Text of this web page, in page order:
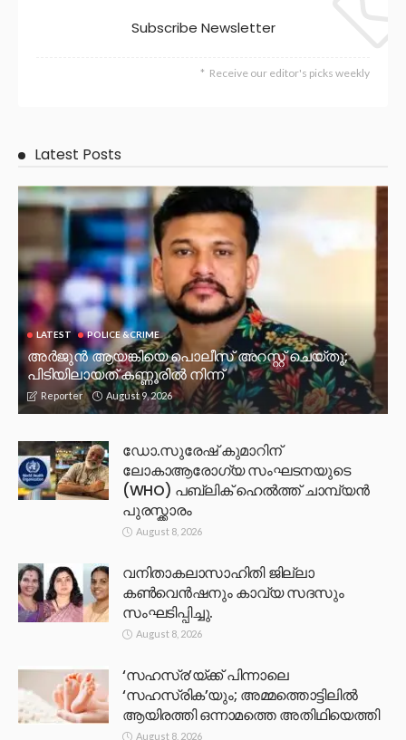
Subscribe Newsletter
Receive our editor's picks weekly
Latest Posts
LATEST POLICE &CRIME
അർജുൻ ആയങ്കിയെ പൊലീസ് അറസ്റ്റ് ചെയ്‌തു;
പിടിയിലായത് കണ്ണൂരിൽ നിന്ന്
Reporter August 9, 2026
ഡോ.സുരേഷ് കുമാറിന്
ലോകാആരോഗ്യ സംഘടനയുടെ
(WHO) പബ്ലിക് ഹെൽത്ത് ചാമ്പ്യൻ
പുരസ്ക്കാരം
August 8, 2026
വനിതാകലാസാഹിതി ജില്ലാ
കൺവെൻഷനും കാവ്യ സദസും
സംഘടിപ്പിച്ചു.
August 8, 2026
‘സഹസ്ര’യ്ക്ക് പിന്നാലെ
‘സഹസ്രിക’യും; അമ്മത്തൊട്ടിലിൽ
ആയിരത്തി ഒന്നാമത്തെ അതിഥിയെത്തി
August 8, 2026